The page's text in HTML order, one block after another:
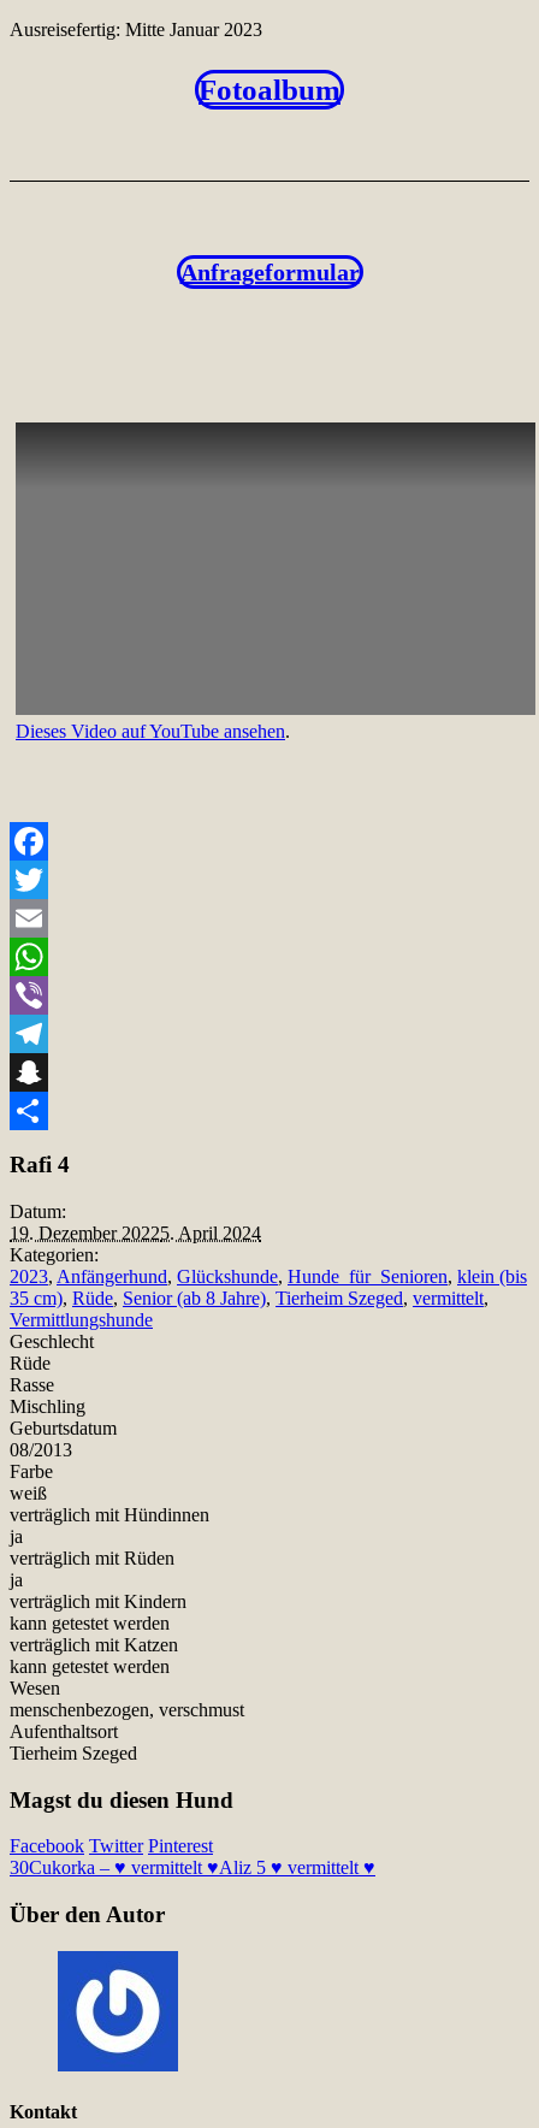
Ausreisefertig: Mitte Januar 2023
Fotoalbum
Anfrageformular
Dieses Video auf YouTube ansehen.
Facebook
Twitter
Email
WhatsApp
Viber
Telegram
Snapchat
Rafi 4
Datum:
19. Dezember 20225. April 2024
Kategorien:
2023, Anfängerhund, Glückshunde, Hunde_für_Senioren, klein (bis
35 cm), Rüde, Senior (ab 8 Jahre), Tierheim Szeged, vermittelt,
Vermittlungshunde
Geschlecht
Rüde
Rasse
Mischling
Geburtsdatum
08/2013
Farbe
weiß
verträglich mit Hündinnen
ja
verträglich mit Rüden
ja
verträglich mit Kindern
kann getestet werden
verträglich mit Katzen
kann getestet werden
Wesen
menschenbezogen, verschmust
Aufenthaltsort
Tierheim Szeged
Magst du diesen Hund
Facebook Twitter Pinterest
30Cukorka – ♥ vermittelt ♥Aliz 5 ♥ vermittelt ♥
Über den Autor
Kontakt